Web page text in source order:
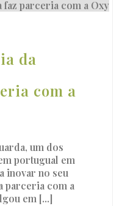
da
com a
um dos
portugual em
inovar no seu
parceria com a
em [...]